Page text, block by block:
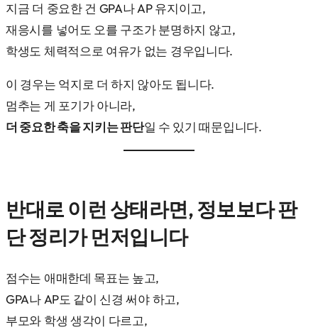
지금 더 중요한 건 GPA나 AP 유지이고,
재응시를 넣어도 오를 구조가 분명하지 않고,
학생도 체력적으로 여유가 없는 경우입니다.
이 경우는 억지로 더 하지 않아도 됩니다.
멈추는 게 포기가 아니라,
더 중요한 축을 지키는 판단일 수 있기 때문입니다.
반대로 이런 상태라면, 정보보다 판
단 정리가 먼저입니다
점수는 애매한데 목표는 높고,
GPA나 AP도 같이 신경 써야 하고,
부모와 학생 생각이 다르고,